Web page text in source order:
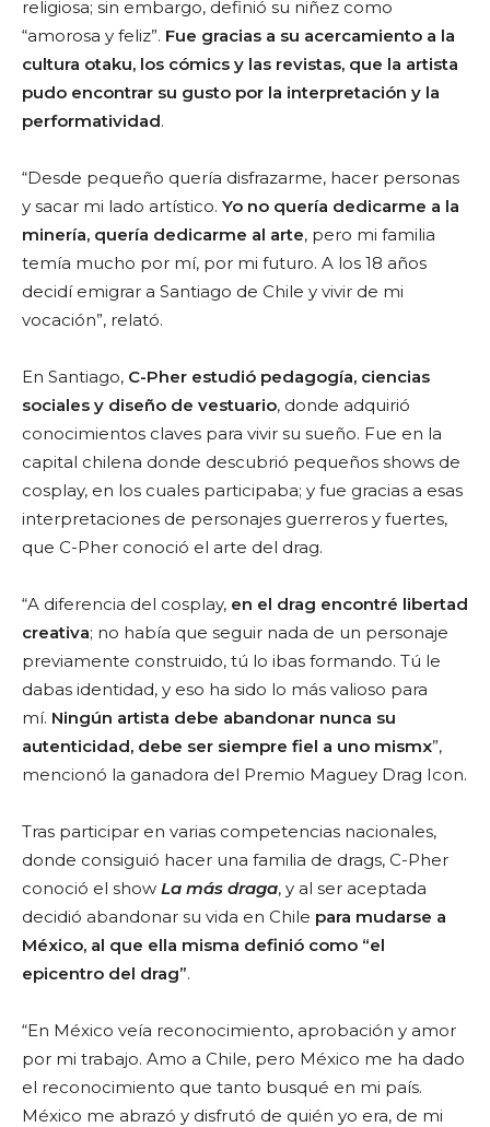
religiosa; sin embargo, definió su niñez como
“amorosa y feliz”. Fue gracias a su acercamiento a la
cultura otaku, los cómics y las revistas, que la artista
pudo encontrar su gusto por la interpretación y la
performatividad.
“Desde pequeño quería disfrazarme, hacer personas
y sacar mi lado artístico. Yo no quería dedicarme a la
minería, quería dedicarme al arte, pero mi familia
temía mucho por mí, por mi futuro. A los 18 años
decidí emigrar a Santiago de Chile y vivir de mi
vocación”, relató.
En Santiago, C-Pher estudió pedagogía, ciencias
sociales y diseño de vestuario, donde adquirió
conocimientos claves para vivir su sueño. Fue en la
capital chilena donde descubrió pequeños shows de
cosplay, en los cuales participaba; y fue gracias a esas
interpretaciones de personajes guerreros y fuertes,
que C-Pher conoció el arte del drag.
“A diferencia del cosplay, en el drag encontré libertad
creativa; no había que seguir nada de un personaje
previamente construido, tú lo ibas formando. Tú le
dabas identidad, y eso ha sido lo más valioso para
mí. Ningún artista debe abandonar nunca su
autenticidad, debe ser siempre fiel a uno mismx”,
mencionó la ganadora del Premio Maguey Drag Icon.
Tras participar en varias competencias nacionales,
donde consiguió hacer una familia de drags, C-Pher
conoció el show La más draga, y al ser aceptada
decidió abandonar su vida en Chile para mudarse a
México, al que ella misma definió como “el
epicentro del drag”.
“En México veía reconocimiento, aprobación y amor
por mi trabajo. Amo a Chile, pero México me ha dado
el reconocimiento que tanto busqué en mi país.
México me abrazó y disfrutó de quién yo era, de mi